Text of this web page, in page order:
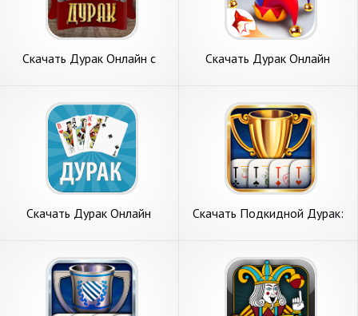
Скачать Дурак Онлайн с
Скачать Дурак Онлайн
Скачать Дурак Онлайн
Скачать Подкидной Дурак: